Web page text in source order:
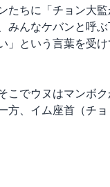
たちに「チョン大
んなケバンと呼
」という言葉を受
こでウヌはマンボ
方、イム座首（チ